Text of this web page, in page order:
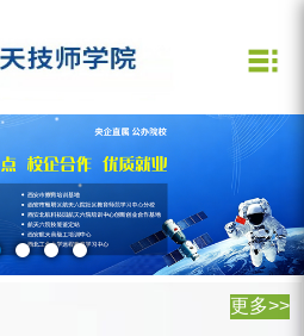
学校概况
校园文化
教学科研
系部介绍
学生管理
技能竞赛专栏
招生工作
就业工作
就业指导
党群建设
工会工作
文创产业
航天精神文化区展览馆
更多>>